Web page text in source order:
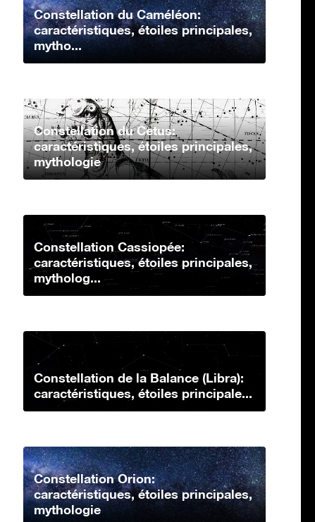
Constellation du Caméléon:
caractéristiques, étoiles principales,
mytho...
Constellation du Cetus:
caractéristiques, étoiles principales,
mythologie
Constellation Cassiopée:
caractéristiques, étoiles principales,
mytholog...
Constellation de la Balance (Libra):
caractéristiques, étoiles principale...
Constellation Orion:
caractéristiques, étoiles principales,
mythologie